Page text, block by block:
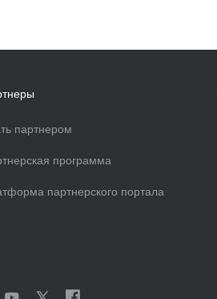
партнером
программа
партнерского портала